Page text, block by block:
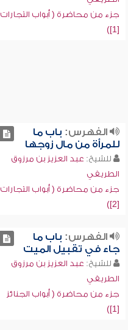
جزء من محاضرة ( أبواب التجارات
[1])
الفهرس: باب ما
للمرأة من مال زوجها
للشيخ: عبد العزيز بن مرزوق
الطريفي
جزء من محاضرة ( أبواب التجارات
[2])
الفهرس: باب ما
جاء في تقبيل الميت
للشيخ: عبد العزيز بن مرزوق
الطريفي
جزء من محاضرة ( أبواب الجنائز
[1])